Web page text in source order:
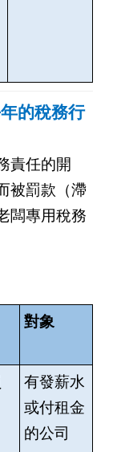
的稅務行
責任的開
被罰款（滯
闆專用稅務
對象
有發薪水
或付租金
的公司